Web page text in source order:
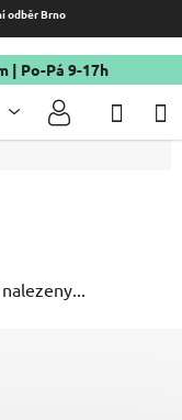
odběr Brno
| Po-Pá 9-17h